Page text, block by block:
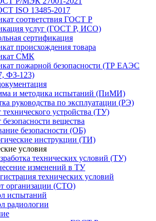
ISO 13485-2017
соответствия ГОСТ Р
услуг (ГОСТ Р, ИСО)
сертификация
происхождения товара
СМК
пожарной безопасности (ТР ЕАЭС
ФЗ-123)
и методика испытаний (ПиМИ)
руководства по эксплуатации (РЭ)
устройства (ТУ)
вещества
безопасности (ОБ)
инструкции (ТИ)
условия
технических условий (ТУ)
изменений в ТУ
технических условий
организации (СТО)
испытаний
радиологии